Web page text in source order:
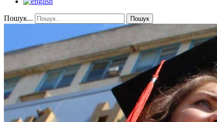
Пошук... Пошук